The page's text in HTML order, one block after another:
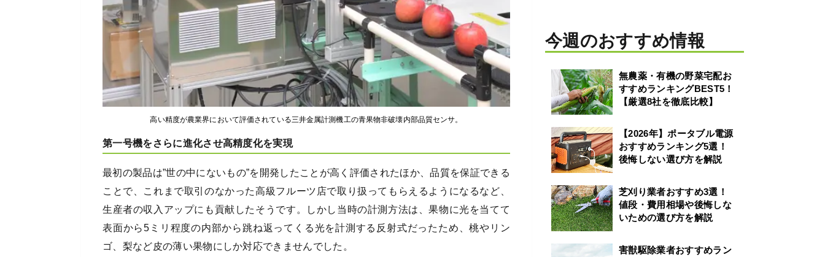
高い精度が農業界において評価されている三井金属計測機工の青果物非破壊内部品質センサ。
第一号機をさらに進化させ高精度化を実現
最初の製品は”世の中にないもの”を開発したことが高く評価されたほか、品質を保証できる
ことで、これまで取引のなかった高級フルーツ店で取り扱ってもらえるようになるなど、
生産者の収入アップにも貢献したそうです。しかし当時の計測方法は、果物に光を当てて
表面から5ミリ程度の内部から跳ね返ってくる光を計測する反射式だったため、桃やリン
ゴ、梨など皮の薄い果物にしか対応できませんでした。
今週のおすすめ情報
無農薬・有機の野菜宅配お
すすめランキングBEST5！
【厳選8社を徹底比較】
【2026年】ポータブル電源
おすすめランキング5選！
後悔しない選び方を解説
芝刈り業者おすすめ3選！
値段・費用相場や後悔しな
いための選び方を解説
害獣駆除業者おすすめラン